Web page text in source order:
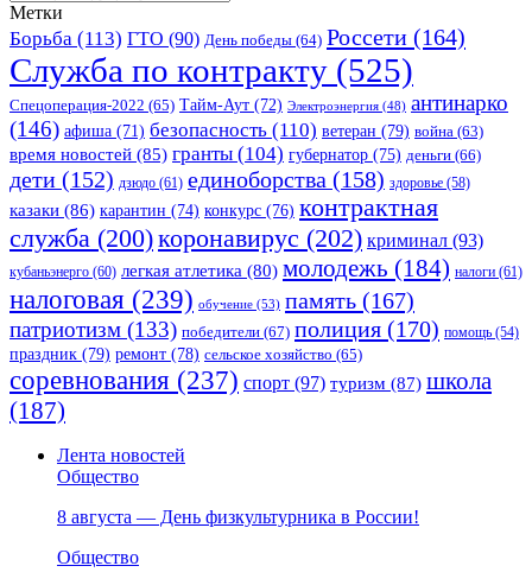
Метки
Борьба (113) ГТО (90) День победы (64) Россети (164)
Служба по контракту (525)
Спецоперация-2022 (65) Тайм-Аут (72) Электроэнергия (48) антинарко
(146) афиша (71) безопасность (110) ветеран (79) война (63)
время новостей (85) гранты (104) губернатор (75) деньги (66)
дети (152) дзюдо (61) единоборства (158) здоровье (58)
казаки (86) карантин (74) конкурс (76) контрактная
служба (200)коронавирус (202) криминал (93)
кубаньэнерго (60) легкая атлетика (80) молодежь (184) налоги (61)
налоговая (239) обучение (53) память (167)
патриотизм (133) победители (67) полиция (170) помощь (54)
праздник (79) ремонт (78) сельское хозяйство (65)
соревнования (237) спорт (97) туризм (87) школа
(187)
Лента новостей
Общество
8 августа — День физкультурника в России!
Общество